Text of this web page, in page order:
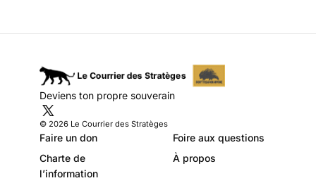
l’Organisation mondiale de la
Santé (OMS), la santé mentale
est un état de bien-être dans
lequel se trouve un individu. Il
Deviens ton propre souverain
© 2026 Le Courrier des Stratèges
Faire un don
Foire aux questions
Charte de
l’information
À propos